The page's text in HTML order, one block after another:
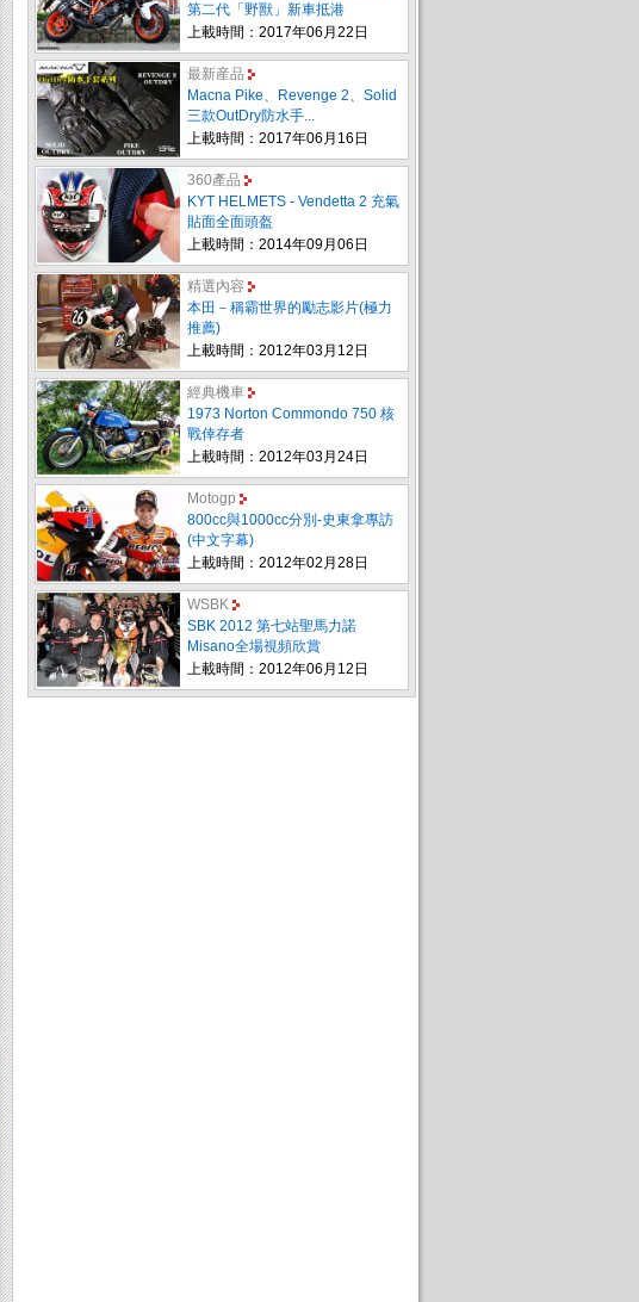
第二代「野獸」新車抵港
上載時間：2017年06月22日
最新産品
Macna Pike、Revenge 2、Solid
三款OutDry防水手...
上載時間：2017年06月16日
360產品
KYT HELMETS - Vendetta 2 充氣
貼面全面頭盔
上載時間：2014年09月06日
精選內容
本田－稱霸世界的勵志影片(極力
推薦)
上載時間：2012年03月12日
經典機車
1973 Norton Commondo 750 核
戰倖存者
上載時間：2012年03月24日
Motogp
800cc與1000cc分別-史東拿專訪
(中文字幕)
上載時間：2012年02月28日
WSBK
SBK 2012 第七站聖馬力諾
Misano全場視頻欣賞
上載時間：2012年06月12日